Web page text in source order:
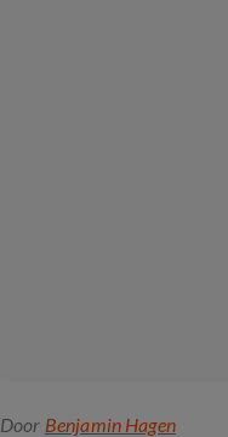
Door Benjamin Hagen